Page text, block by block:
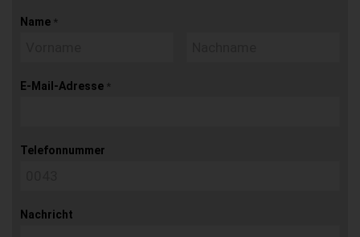
Name *
E-Mail-Adresse *
Telefonnummer
Nachricht